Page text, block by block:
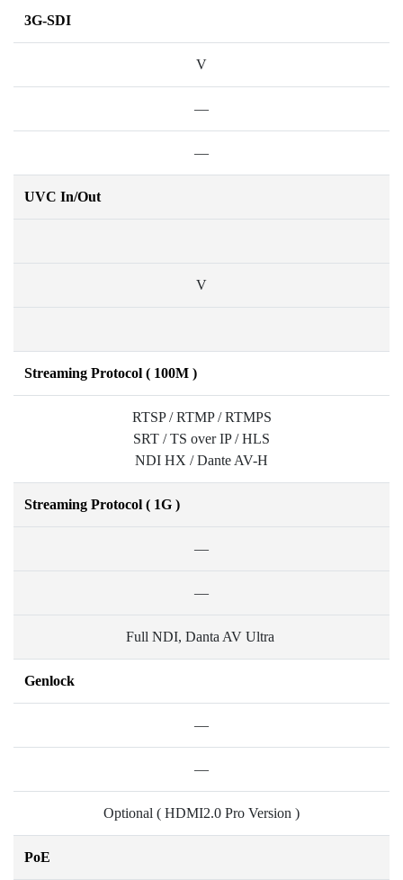
3G-SDI
V
—
—
UVC In/Out
V
Streaming Protocol ( 100M )
RTSP / RTMP / RTMPS
SRT / TS over IP / HLS
NDI HX / Dante AV-H
Streaming Protocol ( 1G )
—
—
Full NDI, Danta AV Ultra
Genlock
—
—
Optional ( HDMI2.0 Pro Version )
PoE